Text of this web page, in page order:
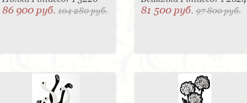
86 900 руб.104 280 руб. 81 500 руб. 97 800 руб.